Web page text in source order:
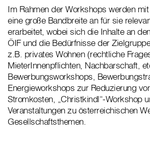
Im Rahmen der Workshops werden
eine große Bandbreite an für sie
erarbeitet, wobei sich die Inhalte an
ÖIF und die Bedürfnisse der
z.B. privates Wohnen (rechtliche
MieterInnenpflichten, Nachbarschaft,
Bewerbungsworkshops,
Energieworkshops zur Reduzierung
Stromkosten, „Christkindl“-Workshop
Veranstaltungen zu österreichischen
Gesellschaftsthemen.